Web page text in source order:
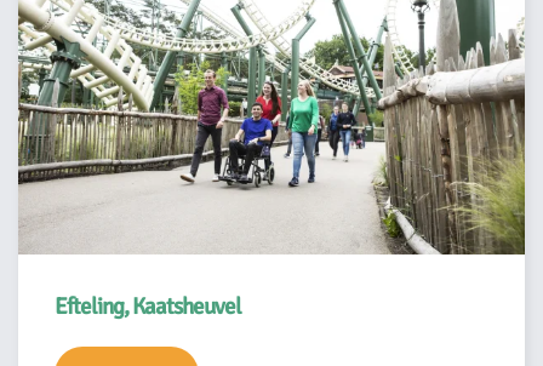
Efteling, Kaatsheuvel